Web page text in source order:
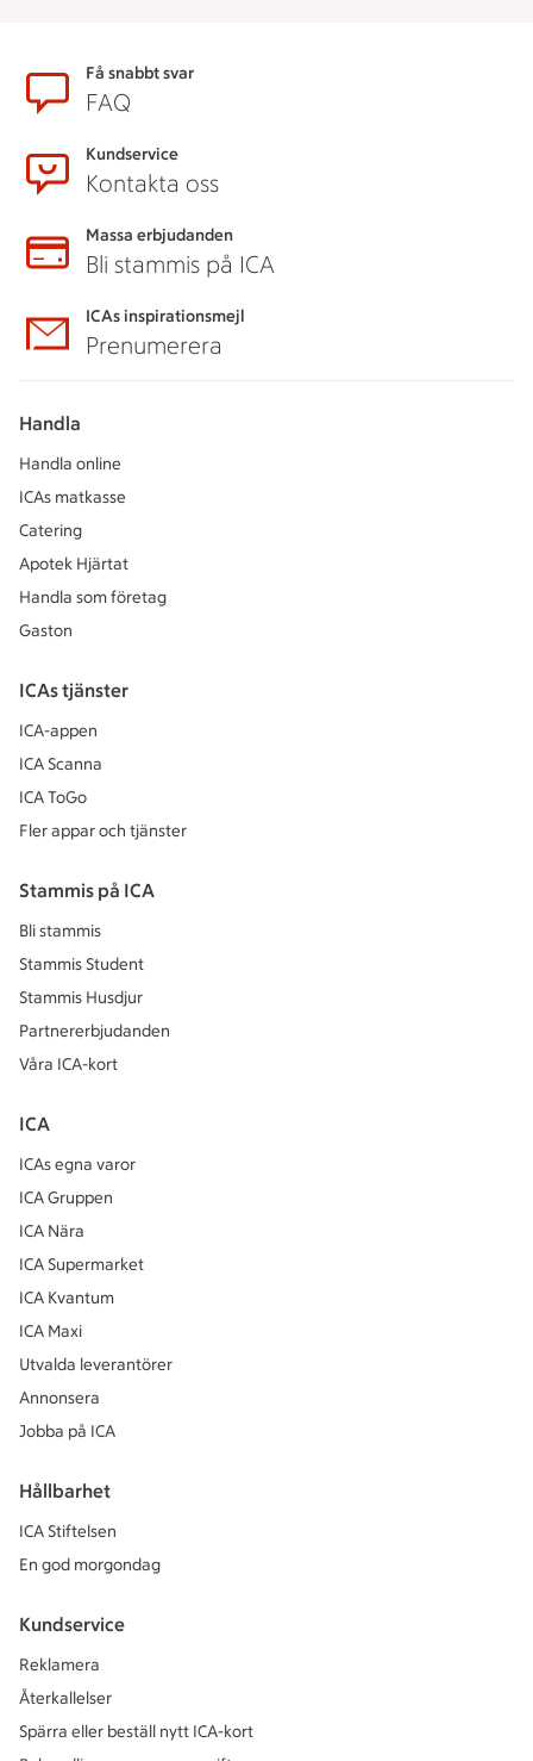
SidfotFå snabbt svar
FAQ
Kundservice
Kontakta oss
Massa erbjudanden
Bli stammis på ICA
ICAs inspirationsmejl
Prenumerera
Handla
Handla online
ICAs matkasse
Catering
Apotek Hjärtat
Handla som företag
Gaston
ICAs tjänster
ICA-appen
ICA Scanna
ICA ToGo
Fler appar och tjänster
Stammis på ICA
Bli stammis
Stammis Student
Stammis Husdjur
Partnererbjudanden
Våra ICA-kort
ICA
ICAs egna varor
ICA Gruppen
ICA Nära
ICA Supermarket
ICA Kvantum
ICA Maxi
Utvalda leverantörer
Annonsera
Jobba på ICA
Hållbarhet
ICA Stiftelsen
En god morgondag
Kundservice
Reklamera
Återkallelser
Spärra eller beställ nytt ICA-kort